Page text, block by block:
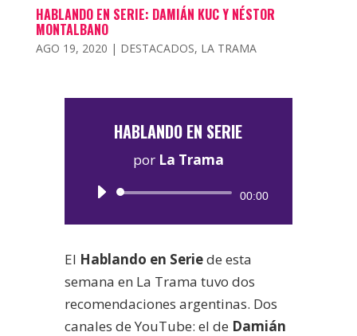
HABLANDO EN SERIE: DAMIÁN KUC Y NÉSTOR
MONTALBANO
AGO 19, 2020 | DESTACADOS, LA TRAMA
HABLANDO EN SERIE
por La Trama
Reproductor
00:00
El Hablando en Seriede esta
semana en La Trama tuvo dos
recomendaciones argentinas. Dos
canales de YouTube: el de Damián